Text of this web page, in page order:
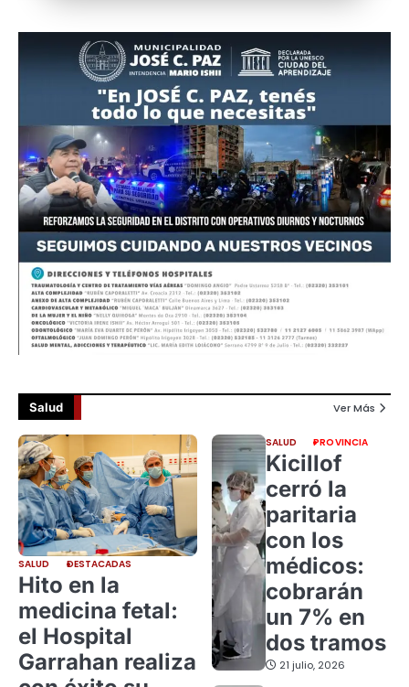
Salud Ver Más
SALUD DESTACADAS
Hito en la
medicina fetal:
el Hospital
Garrahan realiza
SALUD PROVINCIA
Kicillof
cerró la
paritaria
con los
médicos:
cobrarán
un 7% en
dos tramos
21 julio, 2026